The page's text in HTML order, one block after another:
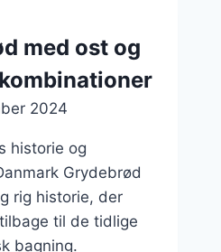
med ost og
2024
historie og
Grydebrød
rig historie, der
til de tidlige
bagning.